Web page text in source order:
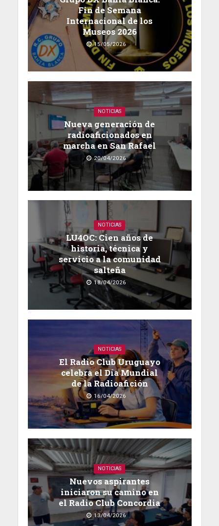
Fin de Semana
Internacional de los
Museos 2026
15/05/2026
NOTICIAS
Nueva generación de
radioaficionados en
marcha en San Rafael
20/04/2026
NOTICIAS
LU4OC: Cien años de
historia, técnica y
servicio a la comunidad
salteña
18/04/2026
NOTICIAS
El Radio Club Uruguayo
celebra el Día Mundial
de la Radioafición
16/04/2026
NOTICIAS
Nuevos aspirantes
iniciaron su camino en
el Radio Club Concordia
13/04/2026